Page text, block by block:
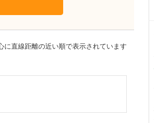
に直線距離の近い順で表示されています
川県川崎市宮前区
オスキンケアクリニック